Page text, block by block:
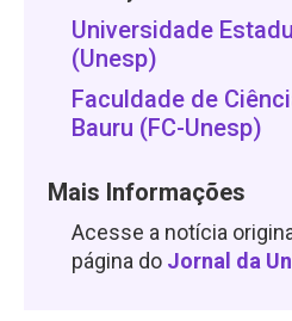
Universidade
(Unesp)
Faculdade de
Bauru (FC-Unesp)
Mais Informações
Acesse a notícia
página do Jornal da